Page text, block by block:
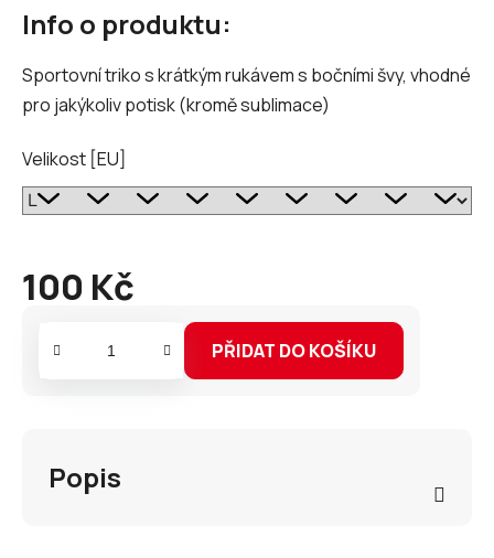
Info o produktu:
Sportovní triko s krátkým rukávem s bočními švy, vhodné
pro jakýkoliv potisk (kromě sublimace)
Velikost [EU]
100 Kč
Měrná
PŘIDAT DO KOŠÍKU
Popis